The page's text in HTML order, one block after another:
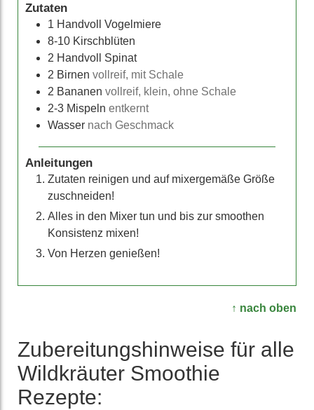
Zutaten
1 Handvoll Vogelmiere
8-10 Kirschblüten
2 Handvoll Spinat
2 Birnen vollreif, mit Schale
2 Bananen vollreif, klein, ohne Schale
2-3 Mispeln entkernt
Wasser nach Geschmack
Anleitungen
Zutaten reinigen und auf mixergemäße Größe
zuschneiden!
Alles in den Mixer tun und bis zur smoothen
Konsistenz mixen!
Von Herzen genießen!
↑ nach oben
Zuberei­tungs­hinweise für alle
Wild­kräuter Smoothie
Rezepte: